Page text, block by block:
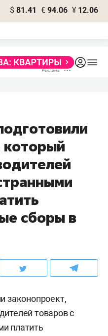
$ 81.41 € 94.06 ¥ 12.06
который
сборы в
законопроект,
товаров с
платить